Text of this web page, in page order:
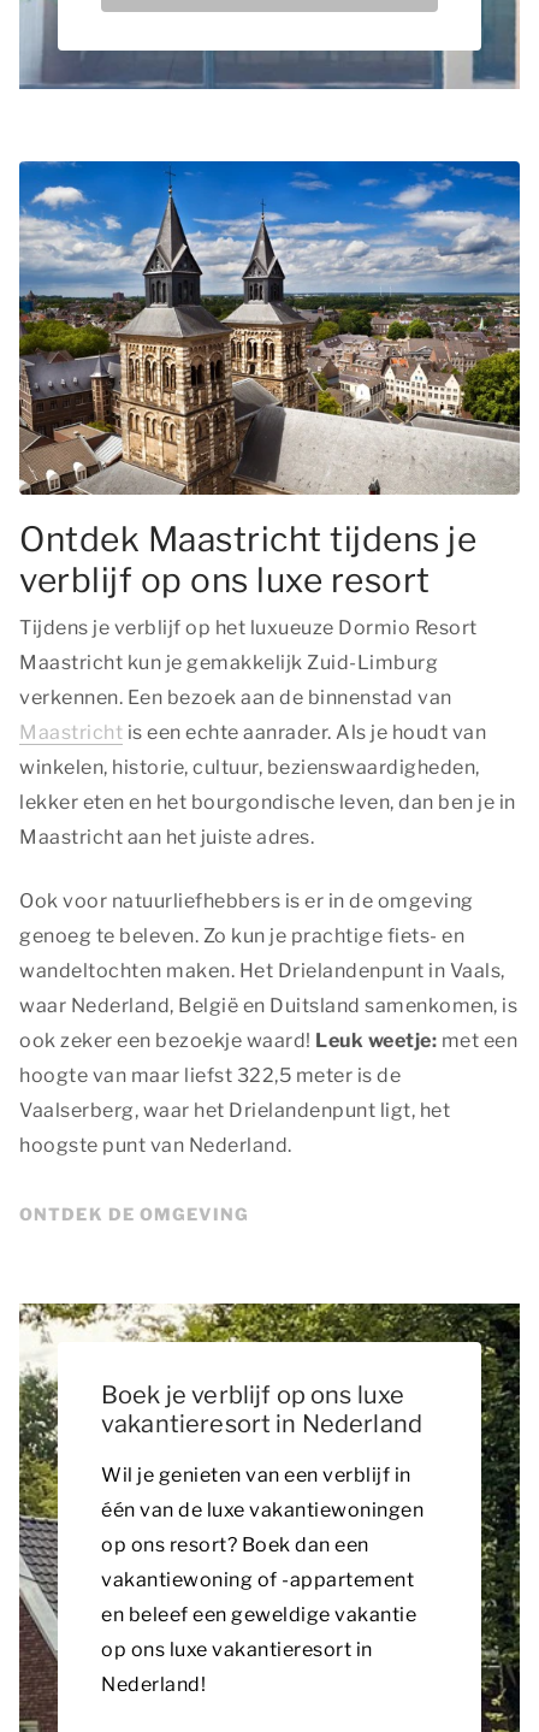
Ontdek Maastricht tijdens je
verblijf op ons luxe resort
Tijdens je verblijf op het luxueuze Dormio Resort
Maastricht kun je gemakkelijk Zuid-Limburg
verkennen. Een bezoek aan de binnenstad van
Maastricht is een echte aanrader. Als je houdt van
winkelen, historie, cultuur, bezienswaardigheden,
lekker eten en het bourgondische leven, dan ben je in
Maastricht aan het juiste adres.
Ook voor natuurliefhebbers is er in de omgeving
genoeg te beleven. Zo kun je prachtige fiets- en
wandeltochten maken. Het Drielandenpunt in Vaals,
waar Nederland, België en Duitsland samenkomen, is
ook zeker een bezoekje waard! Leuk weetje: met een
hoogte van maar liefst 322,5 meter is de
Vaalserberg, waar het Drielandenpunt ligt, het
hoogste punt van Nederland.
ONTDEK DE OMGEVING
Boek je verblijf op ons luxe
vakantieresort in Nederland
Wil je genieten van een verblijf in
één van de luxe vakantiewoningen
op ons resort? Boek dan een
vakantiewoning of -appartement
en beleef een geweldige vakantie
op ons luxe vakantieresort in
Nederland!